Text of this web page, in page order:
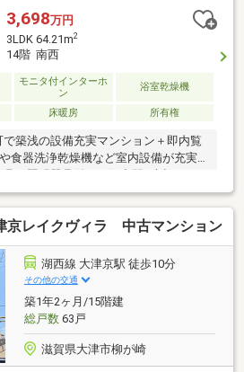
3,698万円
3LDK 64.21m2
14階 南西
モニタ付インターホ
ン
浴室乾燥機
床暖房 所有権
で築浅の設備充実マンション＋即内覧
食器洗浄乾燥機など室内設備が充実■
や照明器具付きの住空間■大切なペ
活をスタート
京レイクヴィラ 中古マンション
湖西線 大津京駅 徒歩10分
その他の交通
築1年2ヶ月/15階建
総戸数63戸
滋賀県大津市柳が崎